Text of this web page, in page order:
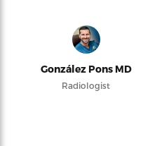
González Pons MD
Radiologist